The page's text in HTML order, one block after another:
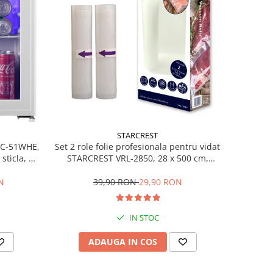
51WHE,
H
STARCREST
Set 2 role folie profesionala pentru vidat
STARCREST VRL-2850, 28 x 500 cm,
lavabile in masina de spalat, fara BPA,
transparent
39,90 RON29,90 RON
IN STOC
ADAUGA IN COS